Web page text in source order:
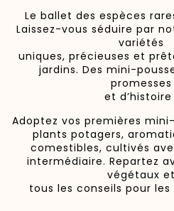
Le ballet des espèces
Laissez-vous séduire par
variétés
uniques, précieuses et
jardins. Des mini-
promesses
et d’histoire
Adoptez vos premières
plants potagers,
comestibles, cultivés
intermédiaire. Repartez
végétaux et
tous les conseils pour